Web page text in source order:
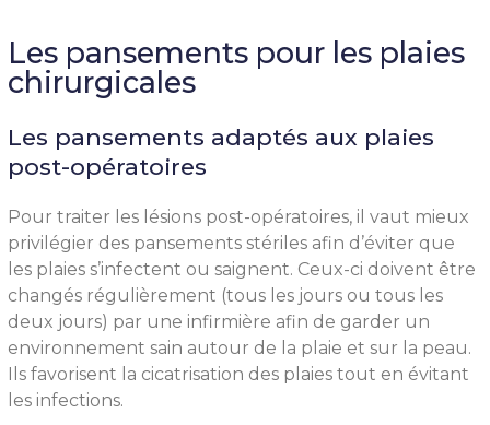
Les pansements pour les plaies
chirurgicales
Les pansements adaptés aux plaies
post-opératoires
Pour traiter les lésions post-opératoires, il vaut mieux
privilégier des pansements stériles afin d’éviter que
les plaies s’infectent ou saignent. Ceux-ci doivent être
changés régulièrement (tous les jours ou tous les
deux jours) par une infirmière afin de garder un
environnement sain autour de la plaie et sur la peau.
Ils favorisent la cicatrisation des plaies tout en évitant
les infections.